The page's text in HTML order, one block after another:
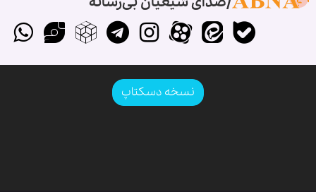
نسخه دسکتاپ